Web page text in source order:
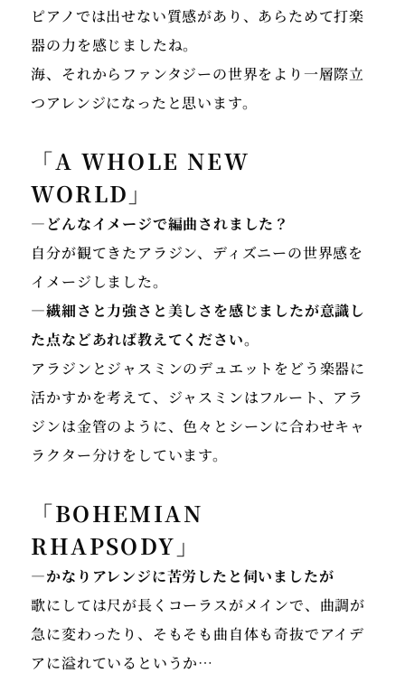
ピアノでは出せない質感があり、あらためて打楽
器の力を感じましたね。
海、それからファンタジーの世界をより一層際立
つアレンジになったと思います。
「A WHOLE NEW
WORLD」
―どんなイメージで編曲されました？
自分が観てきたアラジン、ディズニーの世界感を
イメージしました。
―繊細さと力強さと美しさを感じましたが意識し
た点などあれば教えてください。
アラジンとジャスミンのデュエットをどう楽器に
活かすかを考えて、ジャスミンはフルート、アラ
ジンは金管のように、色々とシーンに合わせキャ
ラクター分けをしています。
「BOHEMIAN
RHAPSODY」
―かなりアレンジに苦労したと伺いましたが
歌にしては尺が長くコーラスがメインで、曲調が
急に変わったり、そもそも曲自体も奇抜でアイデ
アに溢れているというか…